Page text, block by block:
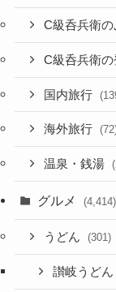
C級呑兵衛
C級呑兵衛の
国内旅行
海外旅行
温泉・銭湯
グルメ (4,414)
うどん (301)
讃岐うどん